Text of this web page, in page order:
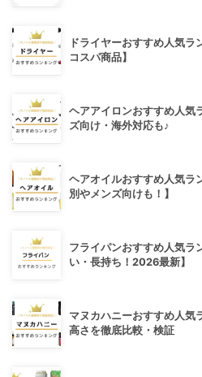
ドライヤーおすすめ人気ラ
コスパ商品】
ヘアアイロンおすすめ人気
ズ向け・海外対応も♪
ヘアオイルおすすめ人気ラ
別やメンズ向けも！】
フライパンおすすめ人気ラ
い・長持ち！2026最新】
マヌカハニーおすすめ人気
高さを徹底比較・検証